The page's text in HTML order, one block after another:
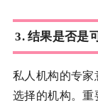
3.结果是否是
私人机构的专
选择的机构。重